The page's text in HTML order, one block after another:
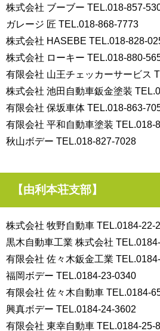
株式会社 ブーブー TEL.018-857-
ガレージ 匠 TEL.018-868-7773
株式会社 HASEBE TEL.018-828-
株式会社 ローキー TEL.018-880-
有限会社 山王チェッカーサービス
株式会社 池田自動車鈑金塗装
有限会社 保坂車体 TEL.018-863-
有限会社 平和自動車塗装 TEL.018-
秋山ボデー TEL.018-827-7028
【由利本荘支部】
株式会社 牧野自動車 TEL.0184-22-
黒木自動車工業 株式会社
有限会社 佐々木鈑金工業
福岡ボデー TEL.0184-23-0340
有限会社 佐々木自動車 TEL.0184-
興真ボデー TEL.0184-24-3602
有限会社 東幸自動車 TEL.0184-25-